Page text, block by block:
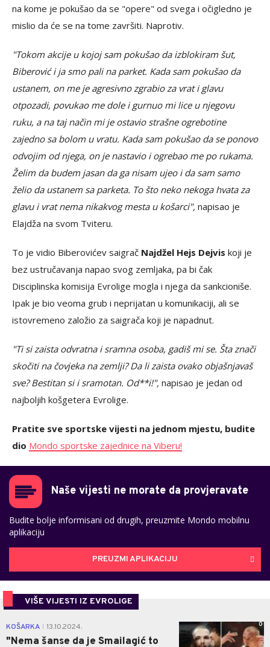
na kome je pokušao da se "opere" od svega i očigledno je
mislio da će se na tome završiti. Naprotiv.
"Tokom akcije u kojoj sam pokušao da izblokiram šut,
Biberović i ja smo pali na parket. Kada sam pokušao da
ustanem, on me je agresivno zgrabio za vrat i glavu
otpozadi, povukao me dole i gurnuo mi lice u njegovu
ruku, a na taj način mi je ostavio strašne ogrebotine
zajedno sa bolom u vratu. Kada sam pokušao da se ponovo
odvojim od njega, on je nastavio i ogrebao me po rukama.
Želim da budem jasan da ga nisam ujeo i da sam samo
želio da ustanem sa parketa. To što neko nekoga hvata za
glavu i vrat nema nikakvog mesta u košarci", napisao je
Elajdža na svom Tviteru.
To je vidio Biberovićev saigrač Najdžel Hejs Dejvis koji je
bez ustručavanja napao svog zemljaka, pa bi čak
Disciplinska komisija Evrolige mogla i njega da sankcioniše.
Ipak je bio veoma grub i neprijatan u komunikaciji, ali se
istovremeno založio za saigrača koji je napadnut.
"Ti si zaista odvratna i sramna osoba, gadiš mi se. Šta znači
skočiti na čovjeka na zemlji? Da li zaista ovako objašnjavaš
sve? Bestitan si i sramotan. Od**i!", napisao je jedan od
najboljih košgetera Evrolige.
Pratite sve sportske vijesti na jednom mjestu, budite
dio Mondo sportske zajednice na Viberu!
Naše vijesti ne morate da provjeravate
Budite bolje informisani od drugih, preuzmite Mondo mobilnu
aplikaciju
PREUZMI APLIKACIJU
VIŠE VIJESTI IZ EVROLIGE
KOŠARKA 13.10.2024.
"Nema šanse da je Smailagić to
0